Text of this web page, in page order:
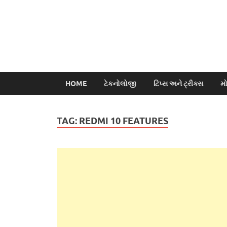
HOME ટેકનોલોજી ટિપ્સ અને ટ્રીક્સ
TAG: REDMI 10 FEATURES